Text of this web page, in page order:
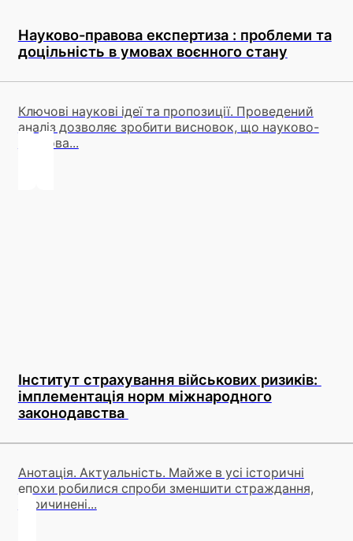
Науково-правова експертиза : проблеми та
доцільність в умовах воєнного стану
Ключові наукові ідеї та пропозиції. Проведений
аналіз дозволяє зробити висновок, що науково-
правова...
Інститут страхування військових ризиків:
імплементація норм міжнародного
законодавства
Анотація. Актуальність. Майже в усі історичні
епохи робилися спроби зменшити страждання,
спричинені...